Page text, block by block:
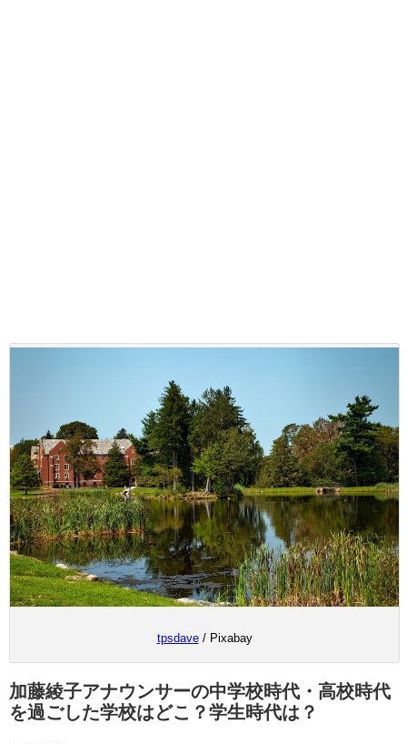
tpsdave/ Pixabay
加藤綾子アナウンサーの中学校時代・高校時代
を過ごした学校はどこ？学生時代は？